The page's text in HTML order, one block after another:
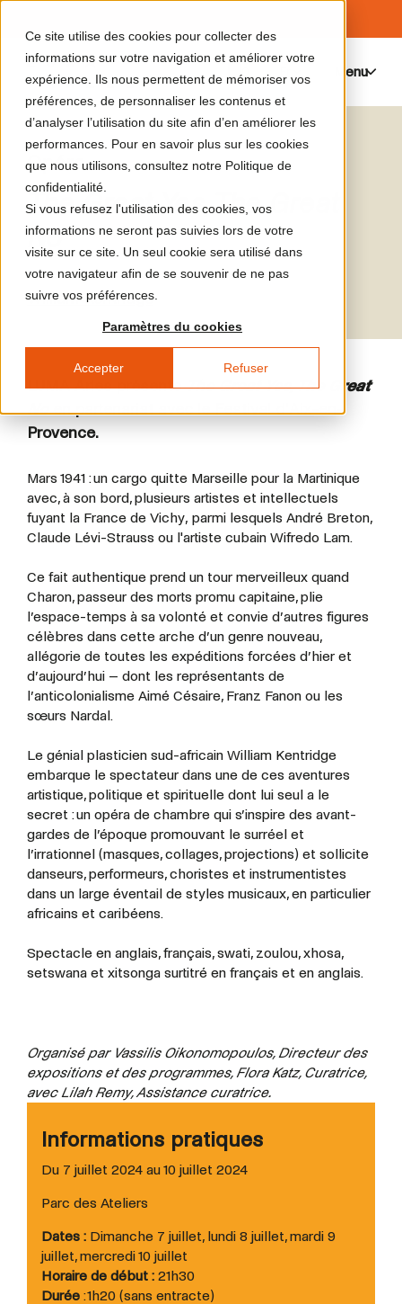
Ce site utilise des cookies pour collecter des
informations sur votre navigation et améliorer votre
expérience. Ils nous permettent de mémoriser vos
préférences, de personnaliser les contenus et
d’analyser l’utilisation du site afin d’en améliorer les
performances. Pour en savoir plus sur les cookies
que nous utilisons, consultez notre Politique de
confidentialité.
Si vous refusez l'utilisation des cookies, vos
informations ne seront pas suivies lors de votre
visite sur ce site. Un seul cookie sera utilisé dans
votre navigateur afin de se souvenir de ne pas
suivre vos préférences.
Paramètres du cookies
Accepter Refuser
Menu
Opéra
The Great Yes, The Great
No
William Kentridge
LUMA Arles présente The Great Yes, The Great
No en partenariat avec le Festival d'Aix-en-
Provence.
Mars 1941 : un cargo quitte Marseille pour la Martinique
avec, à son bord, plusieurs artistes et intellectuels
fuyant la France de Vichy, parmi lesquels André Breton,
Claude Lévi-Strauss ou l'artiste cubain Wifredo Lam.
Ce fait authentique prend un tour merveilleux quand
Charon, passeur des morts promu capitaine, plie
l’espace-temps à sa volonté et convie d’autres figures
célèbres dans cette arche d’un genre nouveau,
allégorie de toutes les expéditions forcées d’hier et
d’aujourd’hui – dont les représentants de
l’anticolonialisme Aimé Césaire, Franz Fanon ou les
sœurs Nardal.
Le génial plasticien sud-africain William Kentridge
embarque le spectateur dans une de ces aventures
artistique, politique et spirituelle dont lui seul a le
secret : un opéra de chambre qui s’inspire des avant-
gardes de l’époque promouvant le surréel et
l’irrationnel (masques, collages, projections) et sollicite
danseurs, performeurs, choristes et instrumentistes
dans un large éventail de styles musicaux, en particulier
africains et caribéens.
Spectacle en anglais, français, swati, zoulou, xhosa,
setswana et xitsonga surtitré en français et en anglais.
Organisé par Vassilis Oikonomopoulos, Directeur des
expositions et des programmes, Flora Katz, Curatrice,
avec Lilah Remy, Assistance curatrice.
Informations pratiques
Du 7 juillet 2024 au 10 juillet 2024
Parc des Ateliers
Dates : Dimanche 7 juillet, lundi 8 juillet, mardi 9
juillet, mercredi 10 juillet
Horaire de début : 21h30
Durée : 1h20 (sans entracte)